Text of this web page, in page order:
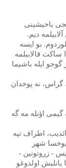
باخیشینی
دیم.
بو ایسه
ساکت قالابیلمه
ایله باشیما
گراس، نه پوخدان
گیمی اؤنله مه گه
اطراف تپه
یوخسا شهر
- زروتونین -
یانلیش اولدوغو